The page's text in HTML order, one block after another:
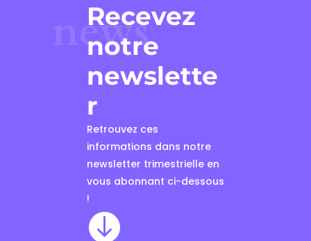
news
Recevez
notre
newslette
r
Retrouvez ces
informations dans notre
newsletter trimestrielle en
vous abonnant ci-dessous
!
